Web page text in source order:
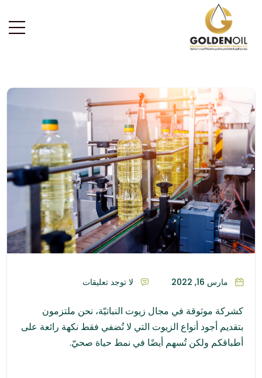
مارس 16, 2022 لا توجد تعليقات
كشركة موثوقة في مجال زيوت النباتيّة، نحن ملتزمون
بتقديم أجود أنواع الزيوت التي لا تُضفي فقط نكهة رائعة على
أطباقكم ولكن تُسهم أيضًا في نمط حياة صحيّ.